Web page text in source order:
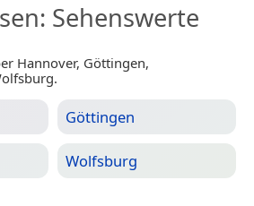
: Sehenswerte
Hannover, Göttingen,
Göttingen
Wolfsburg